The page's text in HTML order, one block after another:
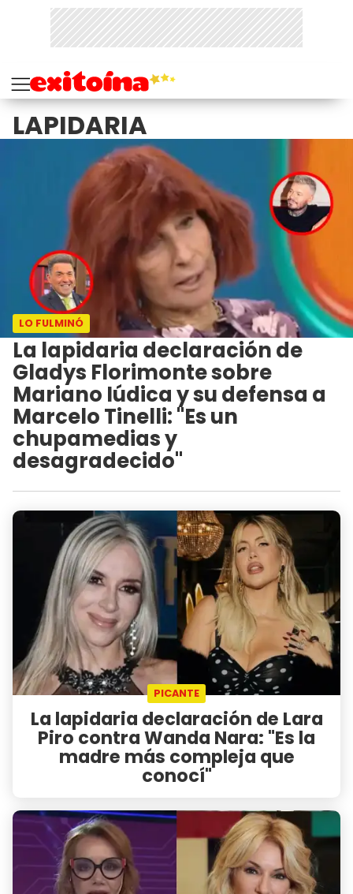
LAPIDARIA
LO FULMINÓ
La lapidaria declaración de
Gladys Florimonte sobre
Mariano Iúdica y su defensa a
Marcelo Tinelli: "Es un
chupamedias y
desagradecido"
PICANTE
La lapidaria declaración de Lara
Piro contra Wanda Nara: "Es la
madre más compleja que
conocí"